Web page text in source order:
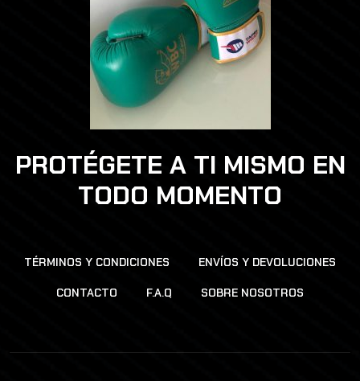
PROTÉGETE A TI MISMO EN
TODO MOMENTO
TÉRMINOS Y CONDICIONES ENVÍOS Y DEVOLUCIONES
CONTACTO F.A.Q SOBRE NOSOTROS